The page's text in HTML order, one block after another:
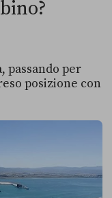
passando per
posizione con